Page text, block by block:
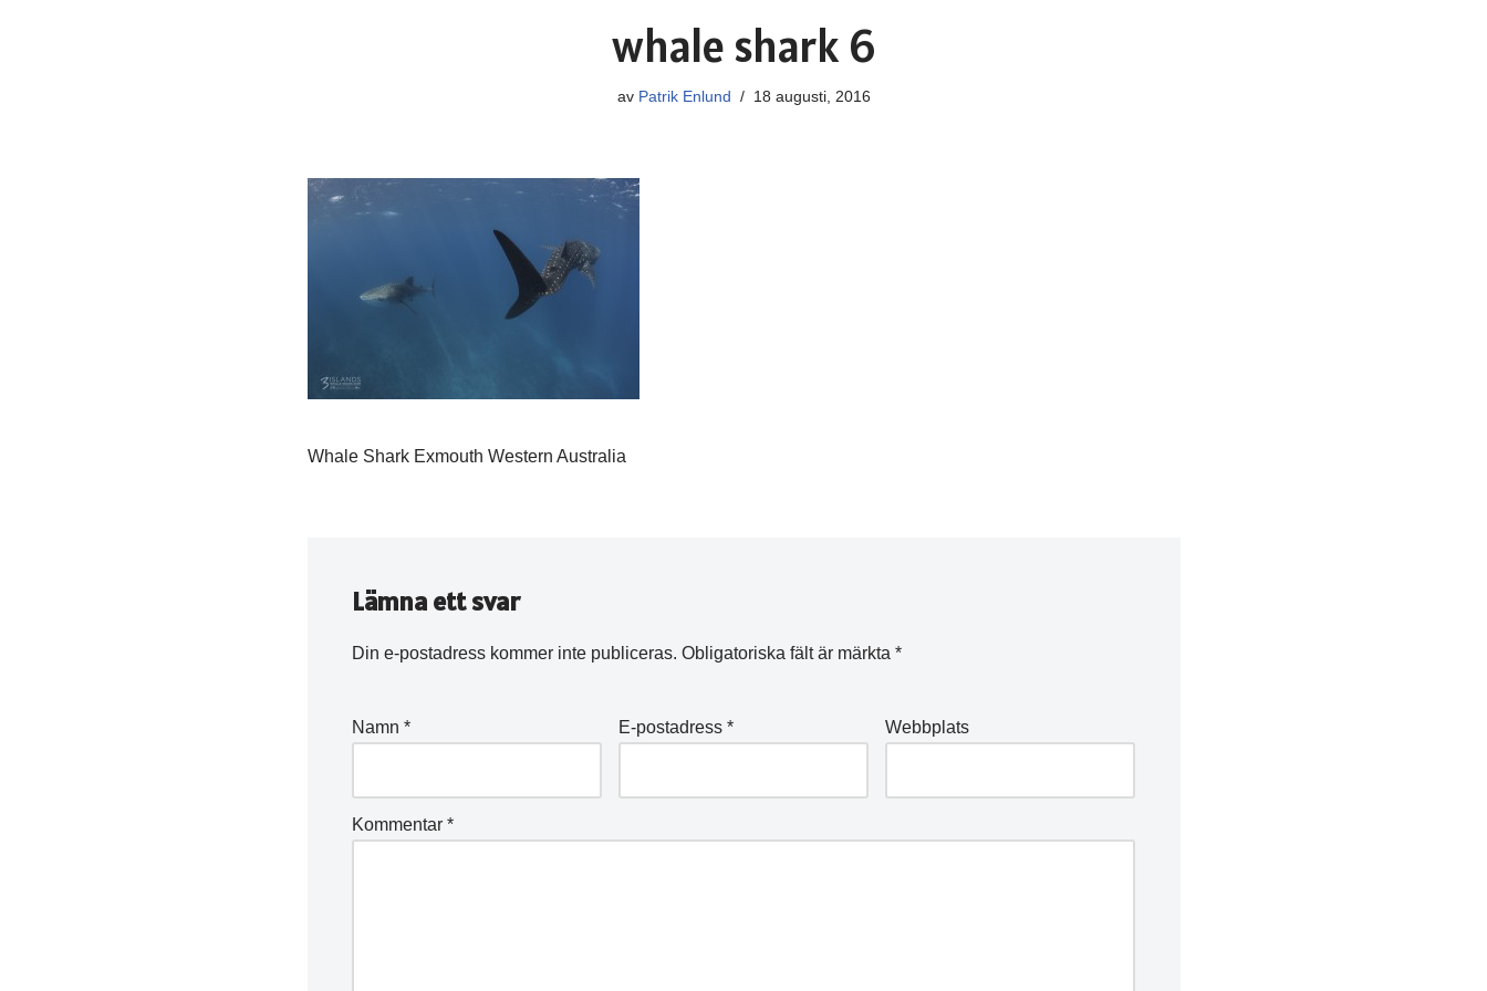
whale shark 6
av Patrik Enlund 18 augusti, 2016
Whale Shark Exmouth Western Australia
Lämna ett svar
Din e-postadress kommer inte publiceras. Obligatoriska fält är märkta *
Namn * E-postadress * Webbplats
Kommentar *